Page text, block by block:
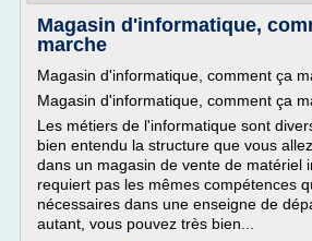
Magasin d'informatique,
marche
Magasin d'informatique, comment ça
Magasin d'informatique, comment ça
Les métiers de l'informatique sont
bien entendu la structure que vous
dans un magasin de vente de matériel
requiert pas les mêmes compétences
nécessaires dans une enseigne de
autant, vous pouvez très bien...